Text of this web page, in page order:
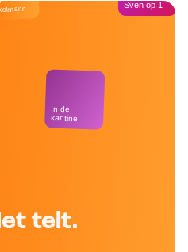
telt.
In de
kantine
Sven op 1